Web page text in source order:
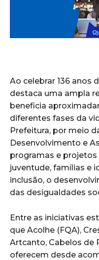
Ao celebrar 136 anos
destaca uma ampla
beneficia
diferentes fases da
Prefeitura, por meio
Desenvolvimento e
programas e
juventude, famílias e
inclusão, o
das desigualdades
Entre as iniciativas
que Acolhe (FQA),
Artcanto, Cabelos de
oferecem desde